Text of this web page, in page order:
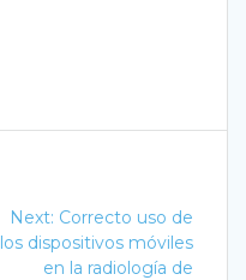
Next: Next
post:
Correcto uso de
los dispositivos móviles
en la radiología de